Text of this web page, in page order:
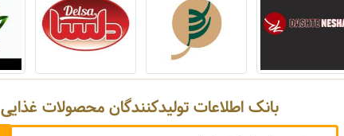
بانک اطلاعات تولیدکنندگان محصولات غذایی